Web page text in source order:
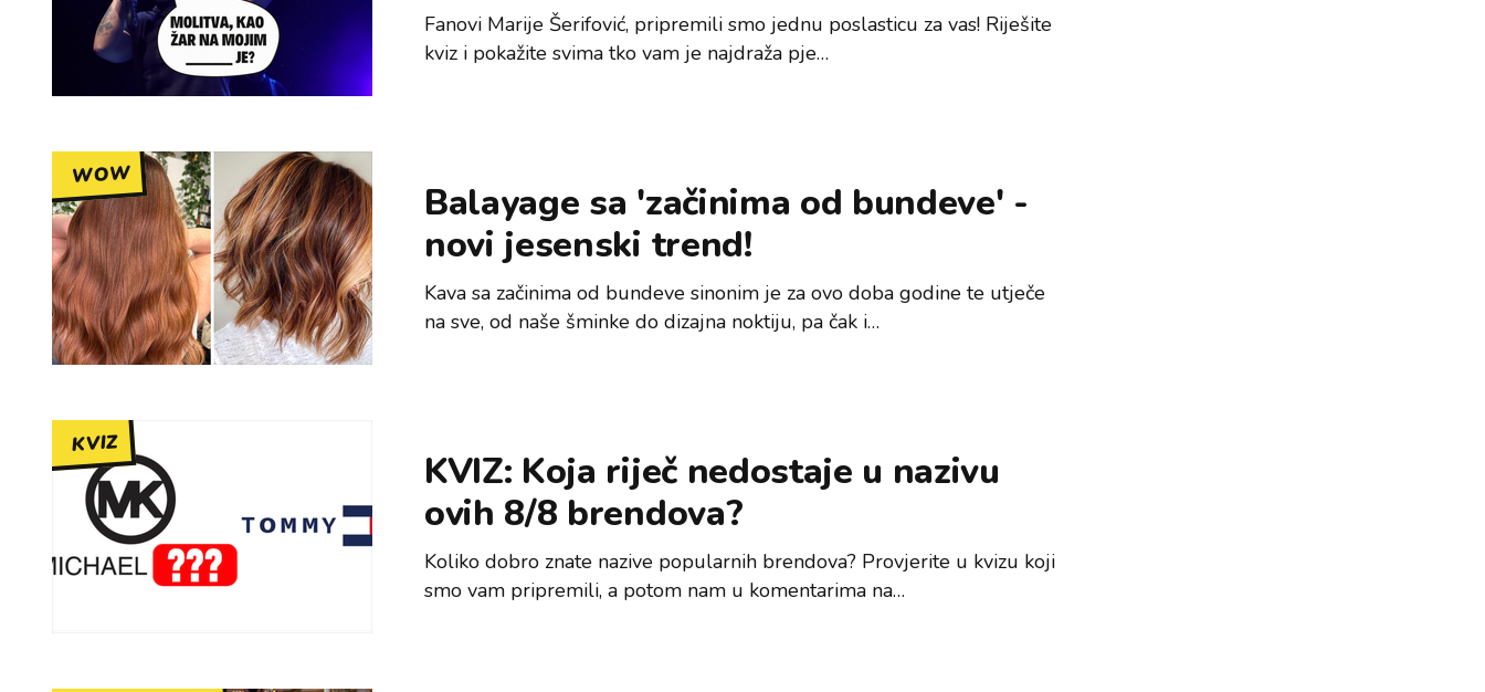
Fanovi Marije Šerifović, pripremili smo jednu poslasticu za vas! Riješite
kviz i pokažite svima tko vam je najdraža pje…
WOW
Balayage sa 'začinima od bundeve' -
novi jesenski trend!
Kava sa začinima od bundeve sinonim je za ovo doba godine te utječe
na sve, od naše šminke do dizajna noktiju, pa čak i…
KVIZ
KVIZ: Koja riječ nedostaje u nazivu
ovih 8/8 brendova?
Koliko dobro znate nazive popularnih brendova? Provjerite u kvizu koji
smo vam pripremili, a potom nam u komentarima na…